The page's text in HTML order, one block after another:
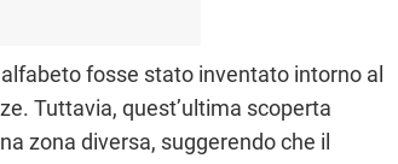
fosse stato inventato intorno al
Tuttavia, quest’ultima scoperta
zona diversa, suggerendo che il